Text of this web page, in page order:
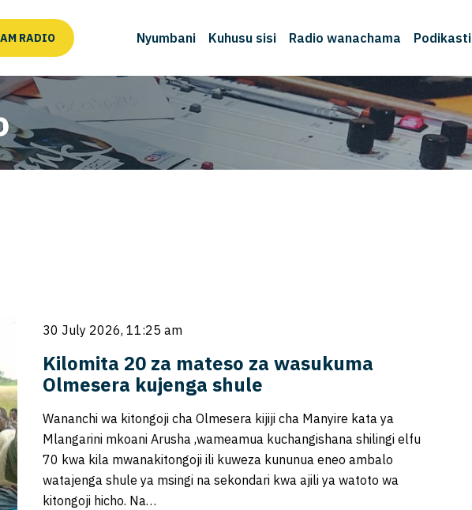
RADIO Nyumbani Kuhusu sisi Radio wanachama Podikasti
30 July 2026, 11:25 am
Kilomita 20 za mateso za wasukuma
Olmesera kujenga shule
Wananchi wa kitongoji cha Olmesera kijiji cha Manyire kata ya
Mlangarini mkoani Arusha ,wameamua kuchangishana shilingi elfu
70 kwa kila mwanakitongoji ili kuweza kununua eneo ambalo
watajenga shule ya msingi na sekondari kwa ajili ya watoto wa
kitongoji hicho. Na…